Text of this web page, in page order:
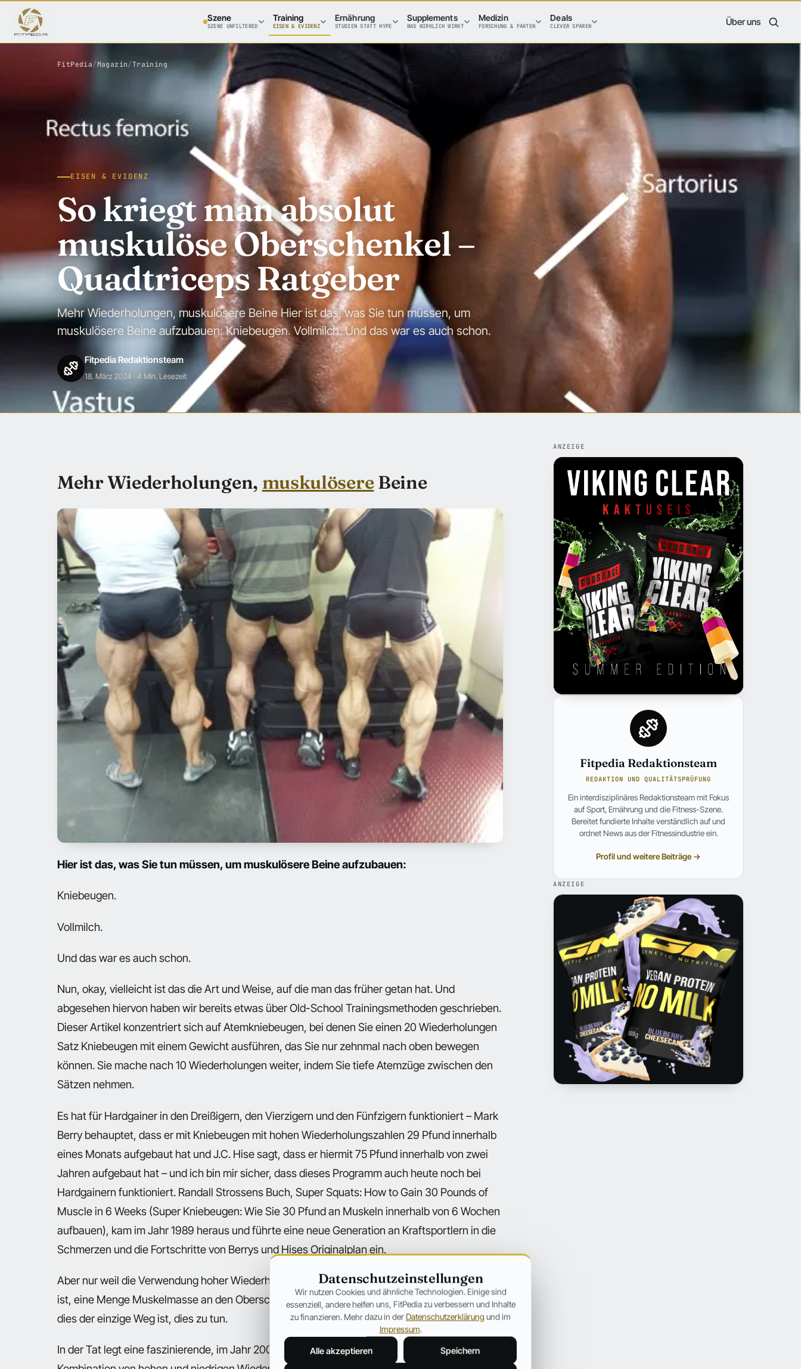
Szene
SZENE UNFILTERED
Training
EISEN & EVIDENZ
Ernährung
STUDIEN STATT HYPE
Supplements
WAS WIRKLICH WIRKT
Medizin
FORSCHUNG & FAKTEN
Deals
CLEVER SPAREN Über uns
FitPedia/Magazin/Training
EISEN & EVIDENZ
So kriegt man absolut
muskulöse Oberschenkel –
Quadtriceps Ratgeber
Mehr Wiederholungen, muskulösere Beine Hier ist das, was Sie tun müssen, um
muskulösere Beine aufzubauen: Kniebeugen. Vollmilch. Und das war es auch schon.
Fitpedia Redaktionsteam
18. März 2024 · 4 Min. Lesezeit
Mehr Wiederholungen, muskulösereBeine
Hier ist das, was Sie tun müssen, um muskulösere Beine aufzubauen:
Kniebeugen.
Vollmilch.
Und das war es auch schon.
Nun, okay, vielleicht ist das die Art und Weise, auf die man das früher getan hat. Und
abgesehen hiervon haben wir bereits etwas über Old-School Trainingsmethoden geschrieben.
Dieser Artikel konzentriert sich auf Atemkniebeugen, bei denen Sie einen 20 Wiederholungen
Satz Kniebeugen mit einem Gewicht ausführen, das Sie nur zehnmal nach oben bewegen
können. Sie mache nach 10 Wiederholungen weiter, indem Sie tiefe Atemzüge zwischen den
Sätzen nehmen.
Es hat für Hardgainer in den Dreißigern, den Vierzigern und den Fünfzigern funktioniert – Mark
Berry behauptet, dass er mit Kniebeugen mit hohen Wiederholungszahlen 29 Pfund innerhalb
eines Monats aufgebaut hat und J.C. Hise sagt, dass er hiermit 75 Pfund innerhalb von zwei
Jahren aufgebaut hat – und ich bin mir sicher, dass dieses Programm auch heute noch bei
Hardgainern funktioniert. Randall Strossens Buch, Super Squats: How to Gain 30 Pounds of
Muscle in 6 Weeks (Super Kniebeugen: Wie Sie 30 Pfund an Muskeln innerhalb von 6 Wochen
aufbauen), kam im Jahr 1989 heraus und führte eine neue Generation an Kraftsportlern in die
Schmerzen und die Fortschritte von Berrys und Hises Originalplan ein.
Aber nur weil die Verwendung hoher Wiederholungszahlen ein intensiver und effektiver Weg
ist, eine Menge Muskelmasse an den Oberschenkeln aufzubauen, bedeutet dies nicht, dass
dies der einzige Weg ist, dies zu tun.
In der Tat legt eine faszinierende, im Jahr 2004 veröffentlichte Studie nahe, dass eine
ANZEIGE
Fitpedia Redaktionsteam
REDAKTION UND QUALITÄTSPRÜFUNG
Ein interdisziplinäres Redaktionsteam mit Fokus
auf Sport, Ernährung und die Fitness-Szene.
Bereitet fundierte Inhalte verständlich auf und
ordnet News aus der Fitnessindustrie ein.
Profil und weitere Beiträge →
ANZEIGE
Datenschutzeinstellungen
Wir nutzen Cookies und ähnliche Technologien. Einige sind
essenziell, andere helfen uns, FitPedia zu verbessern und Inhalte
zu finanzieren. Mehr dazu in der Datenschutzerklärungund im
Impressum.
Alle akzeptieren Speichern